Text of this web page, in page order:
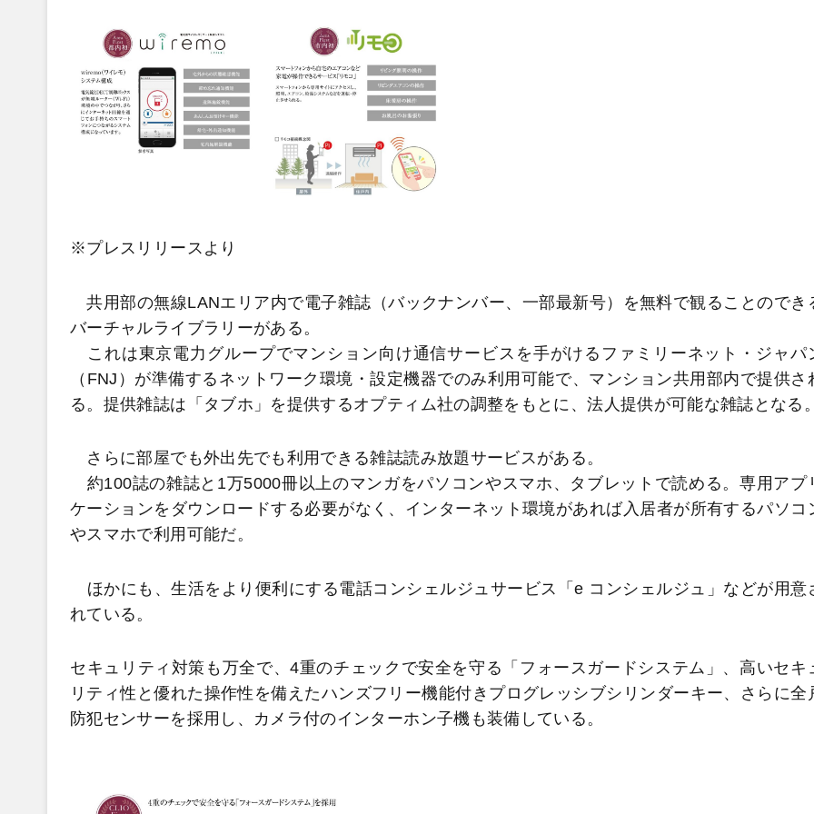
※プレスリリースより
共用部の無線LANエリア内で電子雑誌（バックナンバー、一部最新号）を無料で観ることのでき
バーチャルライブラリーがある。
これは東京電力グループでマンション向け通信サービスを手がけるファミリーネット・ジャパ
（FNJ）が準備するネットワーク環境・設定機器でのみ利用可能で、マンション共用部内で提供さ
る。提供雑誌は「タブホ」を提供するオプティム社の調整をもとに、法人提供が可能な雑誌となる。
さらに部屋でも外出先でも利用できる雑誌読み放題サービスがある。
約100誌の雑誌と1万5000冊以上のマンガをパソコンやスマホ、タブレットで読める。専用アプ
ケーションをダウンロードする必要がなく、インターネット環境があれば入居者が所有するパソコ
やスマホで利用可能だ。
ほかにも、生活をより便利にする電話コンシェルジュサービス「e コンシェルジュ」などが用意
れている。
セキュリティ対策も万全で、4重のチェックで安全を守る「フォースガードシステム」、高いセキ
リティ性と優れた操作性を備えたハンズフリー機能付きプログレッシブシリンダーキー、さらに全
防犯センサーを採用し、カメラ付のインターホン子機も装備している。